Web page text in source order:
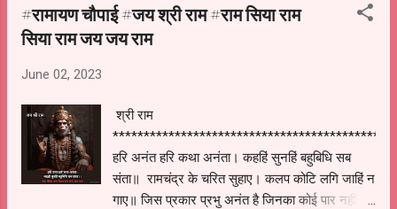
#रामायण चौपाई #जय श्री राम #राम सिया राम
सिया राम जय जय राम
June 02, 2023
श्री राम
हरि अनंत हरि कथा अनंता। कहहिं सुनहिं बहुबिधि सब
संता॥ रामचंद्र के चरित सुहाए। कलप कोटि लगि जाहिं न
गाए॥ जिस प्रकार प्रभु अनंत है जिनका कोई पार नहीं पा